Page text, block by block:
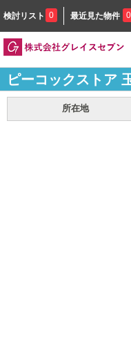
検討リスト 0 最近見た物件 0
ピーコックストア
所在地